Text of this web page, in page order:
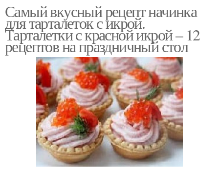
Тарталетки с икрой Тарталетки с плодами
Тарталетки с начинкой
Тарталетки с
крабовыми палочками
Вкусные начинки
Начинки на
праздничный стол
Самый вкусный рецепт начинка
для тарталеток с икрой.
Тарталетки с красной икрой – 12
рецептов на праздничный стол